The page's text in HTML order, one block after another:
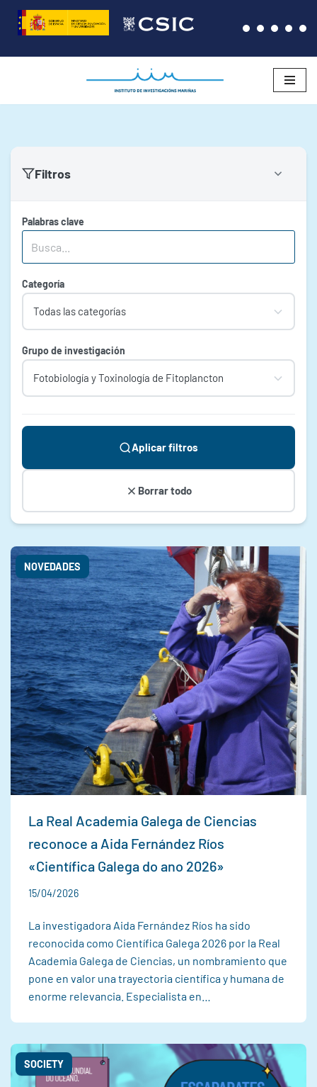
Saltar
al
Filtros
Palabras clave
Categoría
Grupo de investigación
Aplicar filtros
Borrar todo
La Real Academia Galega de Ciencias
reconoce a Aida Fernández Ríos
«Científica Galega do ano 2026»
NOVEDADES
15/04/2026
La investigadora Aida Fernández Ríos ha sido
reconocida como Científica Galega 2026 por la Real
Academia Galega de Ciencias, un nombramiento que
pone en valor una trayectoria científica y humana de
enorme relevancia. Especialista en…
SOCIETY